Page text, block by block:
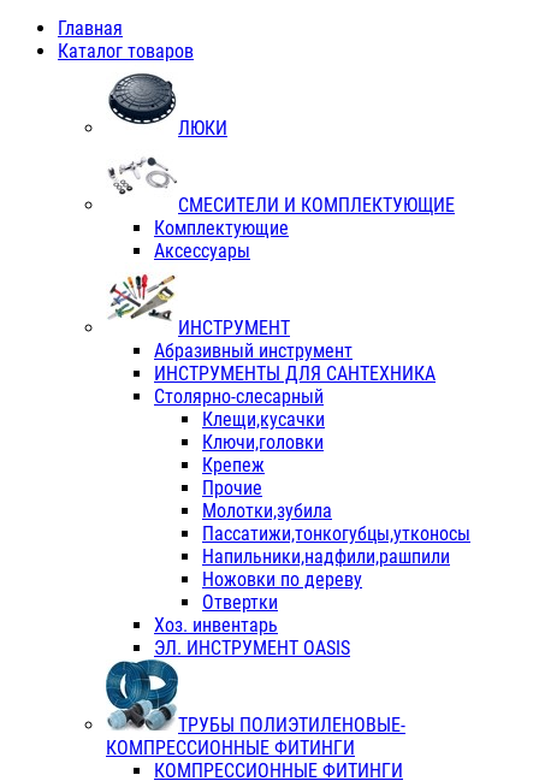
Главная
Каталог товаров
ЛЮКИ
СМЕСИТЕЛИ И КОМПЛЕКТУЮЩИЕ
Комплектующие
Аксессуары
ИНСТРУМЕНТ
Абразивный инструмент
ИНСТРУМЕНТЫ ДЛЯ САНТЕХНИКА
Столярно-слесарный
Клещи,кусачки
Ключи,головки
Крепеж
Прочие
Молотки,зубила
Пассатижи,тонкогубцы,утконосы
Напильники,надфили,рашпили
Ножовки по дереву
Отвертки
Хоз. инвентарь
ЭЛ. ИНСТРУМЕНТ OASIS
ТРУБЫ ПОЛИЭТИЛЕНОВЫЕ-
КОМПРЕССИОННЫЕ ФИТИНГИ
КОМПРЕССИОННЫЕ ФИТИНГИ